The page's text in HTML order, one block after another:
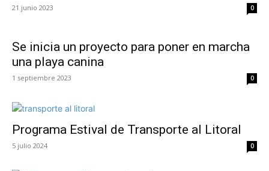
21 junio 2023 0
Se inicia un proyecto para poner en marcha
una playa canina
1 septiembre 2023 0
Programa Estival de Transporte al Litoral
5 julio 2024 0